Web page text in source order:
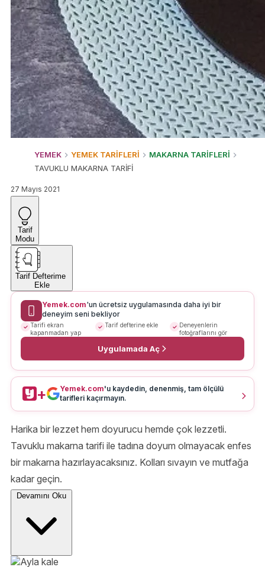
YEMEK YEMEK TARİFLERİ
MAKARNA TARİFLERİ
TAVUKLU MAKARNA TARİFİ
27 Mayıs 2021
Tarif
Modu
Tarif Defterime
Ekle
Yemek.com'un ücretsiz uygulamasında daha iyi bir
deneyim seni bekliyor
Tarifi ekran
kapanmadan yap
Tarif defterine ekle
Deneyenlerin
fotoğraflarını gör
Uygulamada Aç
+ Yemek.com'u kaydedin, denenmiş, tam ölçülü
tarifleri kaçırmayın.
Harika bir lezzet hem doyurucu hemde çok lezzetli.
Tavuklu makarna tarifi ile tadına doyum olmayacak enfes
bir makarna hazırlayacaksınız. Kolları sıvayın ve mutfağa
kadar geçin.
Devamını Oku